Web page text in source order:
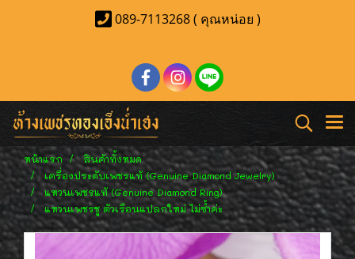
089-7113268 ( คุณหน่อย )
หน้าแรก
สินค้าทั้งหมด
เครื่องประดับเพชรแท้ (Genuine Diamond Jewelry)
แหวนเพชรแท้ (Genuine Diamond Ring)
แหวนเพชรชู ตัวเรือนแปลกใหม่ ไม่ซ้ำค่ะ